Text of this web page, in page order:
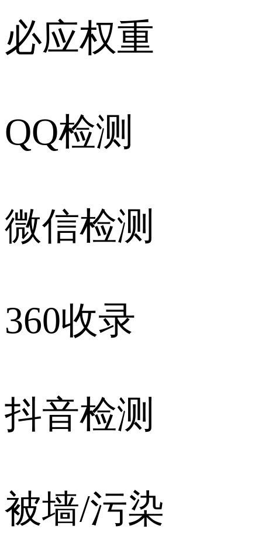
必应权重
QQ检测
微信检测
360收录
抖音检测
被墙/污染